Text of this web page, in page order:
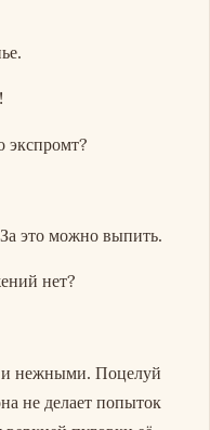
экспромт?
это можно выпить.
нет?
нежными. Поцелуй
не делает попыток